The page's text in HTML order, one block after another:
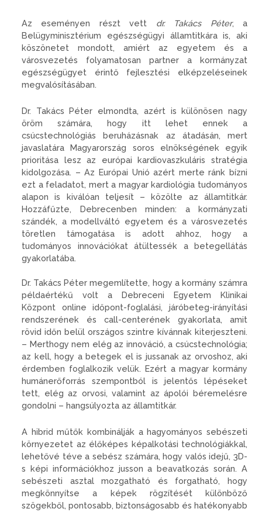
Az eseményen részt vett dr. Takács Péter, a
Belügyminisztérium egészségügyi államtitkára is, aki
köszönetet mondott, amiért az egyetem és a
városvezetés folyamatosan partner a kormányzat
egészségügyet érintő fejlesztési elképzeléseinek
megvalósításában.
Dr. Takács Péter elmondta, azért is különösen nagy
öröm számára, hogy itt lehet ennek a
csúcstechnológiás beruházásnak az átadásán, mert
javaslatára Magyarország soros elnökségének egyik
prioritása lesz az európai kardiovaszkuláris stratégia
kidolgozása. – Az Európai Unió azért merte ránk bízni
ezt a feladatot, mert a magyar kardiológia tudományos
alapon is kiválóan teljesít – közölte az államtitkár.
Hozzáfűzte, Debrecenben minden: a kormányzati
szándék, a modellváltó egyetem és a városvezetés
töretlen támogatása is adott ahhoz, hogy a
tudományos innovációkat átültessék a betegellátás
gyakorlatába.
Dr. Takács Péter megemlítette, hogy a kormány számra
példaértékű volt a Debreceni Egyetem Klinikai
Központ online időpont-foglalási, járóbeteg-irányítási
rendszerének és call-centerének gyakorlata, amit
rövid időn belül országos szintre kívánnak kiterjeszteni.
– Merthogy nem elég az innováció, a csúcstechnológia;
az kell, hogy a betegek el is jussanak az orvoshoz, aki
érdemben foglalkozik velük. Ezért a magyar kormány
humánerőforrás szempontból is jelentős lépéseket
tett, elég az orvosi, valamint az ápolói béremelésre
gondolni – hangsúlyozta az államtitkár.
A hibrid műtők kombinálják a hagyományos sebészeti
környezetet az élőképes képalkotási technológiákkal,
lehetővé téve a sebész számára, hogy valós idejű, 3D-
s képi információkhoz jusson a beavatkozás során. A
sebészeti asztal mozgatható és forgatható, hogy
megkönnyítse a képek rögzítését különböző
szögekből, pontosabb, biztonságosabb és hatékonyabb